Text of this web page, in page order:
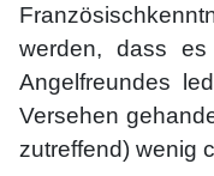
werden, dass
Angelfreundes
Versehen
zutreffend) wenig